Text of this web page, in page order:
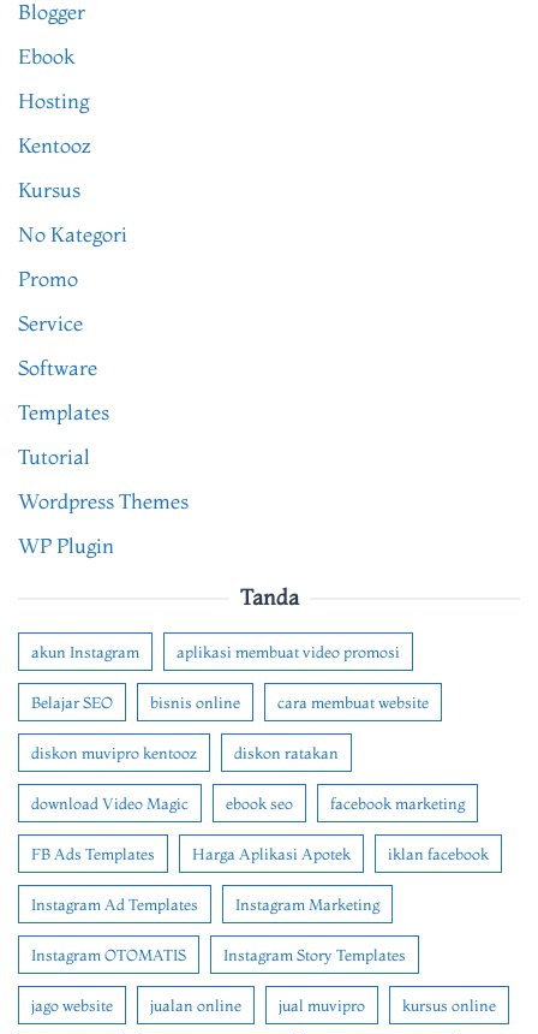
Blogger
Ebook
Hosting
Kentooz
Kursus
No Kategori
Promo
Service
Software
Templates
Tutorial
Wordpress Themes
WP Plugin
Tanda
akun Instagram aplikasi membuat video promosi
Belajar SEO bisnis online cara membuat website
diskon muvipro kentooz diskon ratakan
download Video Magic ebook seo facebook marketing
FB Ads Templates Harga Aplikasi Apotek iklan facebook
Instagram Ad Templates Instagram Marketing
Instagram OTOMATIS Instagram Story Templates
jago website jualan online jual muvipro kursus online